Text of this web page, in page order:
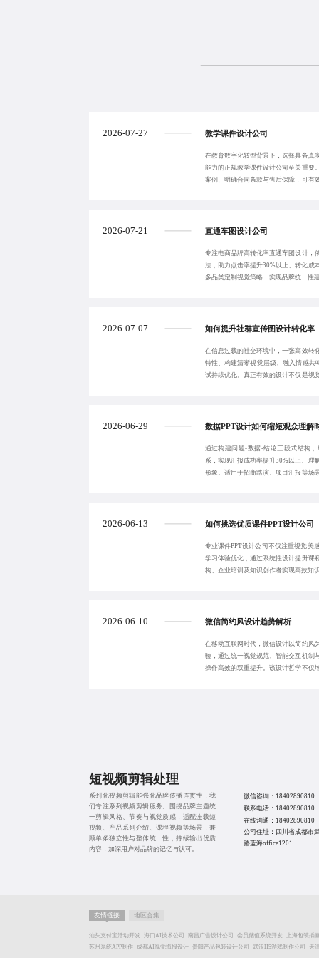
2026-07-27 教学课件设计公司
在教育数字化转型背景下，选择具备真
能力的正规教学课件设计公司至关重要
案例、明确合同条款与售后保障，可有
2026-07-21 直通车图设计公司
专注电商品牌高转化率直通车图设计，
法，助力点击率提升30%以上、转化成
多品类定制视觉策略，实现品牌统一性
2026-07-07 如何提升社群宣传图设计转化率
在信息过载的社交环境中，一张高效转
特性、构建清晰视觉层级、融入情感共
试持续优化。真正有效的设计不仅是视
2026-06-29 数据PPT设计如何缩短观众理解
通过构建问题-数据-结论三段式结构
系，实现汇报成功率提升30%以上、理
形象。适用于招商路演、项目汇报等场
2026-06-13 如何挑选优质课件PPT设计公司
专业课件PPT设计公司不仅注重视觉美
学习体验优化，通过系统性设计提升课
构、企业培训及知识创作者实现高效知
2026-06-10 微信简约风设计趋势解析
在移动互联网时代，微信设计以简约风
验，通过统一视觉规范、智能交互机制
操作高效的双重提升。该设计哲学不仅
短视频剪辑处理
系列化视频剪辑能强化品牌传播连贯性，我
们专注系列视频剪辑服务。围绕品牌主题统
一剪辑风格、节奏与视觉质感，适配连载短
视频、产品系列介绍、课程视频等场景，兼
顾单条独立性与整体统一性，持续输出优质
内容，加深用户对品牌的记忆与认可。
微信咨询： 18402890810
联系电话： 18402890810
在线沟通： 18402890810
公司住址：四川省成都市
路蓝海office1201
友情链接 地区合集
汕头支付宝活动开发 海口AI技术公司 南昌广告设计公司 会员储值系统开发
上海包装插
苏州系统APP制作
成都AI视觉海报设计 贵阳产品包装设计公司 武汉H5游戏制作公司 天